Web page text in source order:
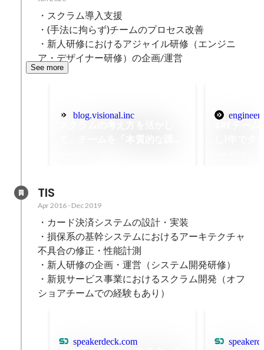
・スクラム導入支援
・(手法に拘らず)チームのプロセス改善
・新人研修におけるアジャイル研修（エンジニ
ア・デザイナー研修）の企画/運営
See more
blog.visional.inc
TIS
Apr 2016- Dec 2019
・カード決済システムの設計・実装
・損保系の基幹システムにおけるアーキテクチャ
不具合の修正・性能計測
・新人研修の企画・運営（システム開発研修）
・新規サービス事業におけるスクラム開発（オフ
ショアチームでの経験もあり）
speakerdeck.com